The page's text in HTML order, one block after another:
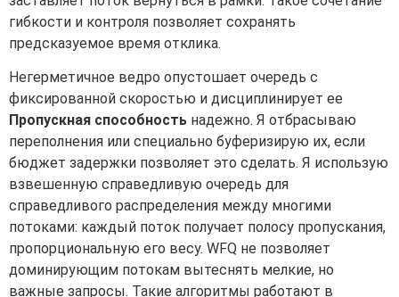
гибкости и контроля позволяет сохранять
предсказуемое время отклика.
Негерметичное ведро опустошает очередь с
фиксированной скоростью и дисциплинирует ее
Пропускная способность надежно. Я отбрасываю
переполнения или специально буферизирую их, если
бюджет задержки позволяет это сделать. Я использую
взвешенную справедливую очередь для
справедливого распределения между многими
потоками: каждый поток получает полосу пропускания,
пропорциональную его весу. WFQ не позволяет
доминирующим потокам вытеснять мелкие, но
важные запросы. Такие алгоритмы работают в